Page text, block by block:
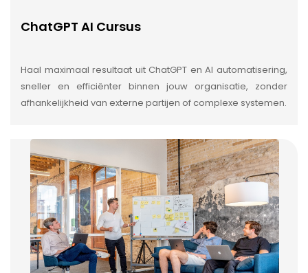
ChatGPT AI Cursus
Haal maximaal resultaat uit ChatGPT en AI automatisering,
sneller en efficiënter binnen jouw organisatie, zonder
afhankelijkheid van externe partijen of complexe systemen.